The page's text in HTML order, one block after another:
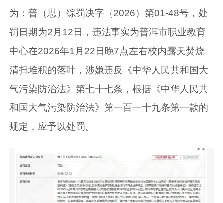
为：普（思）综罚决字（2026）第01-48号，处
罚日期为2月12日，违法事实为普洱市职业教育
中心在2026年1月22日晚7点左右校内露天焚烧
清扫堆积的落叶，涉嫌违反《中华人民共和国大
气污染防治法》第七十七条，根据《中华人民共
和国大气污染防治法》第一百一十九条第一款的
规定，应予以处罚。